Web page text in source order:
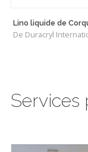
Lino liquide de
De Duracryl
Services